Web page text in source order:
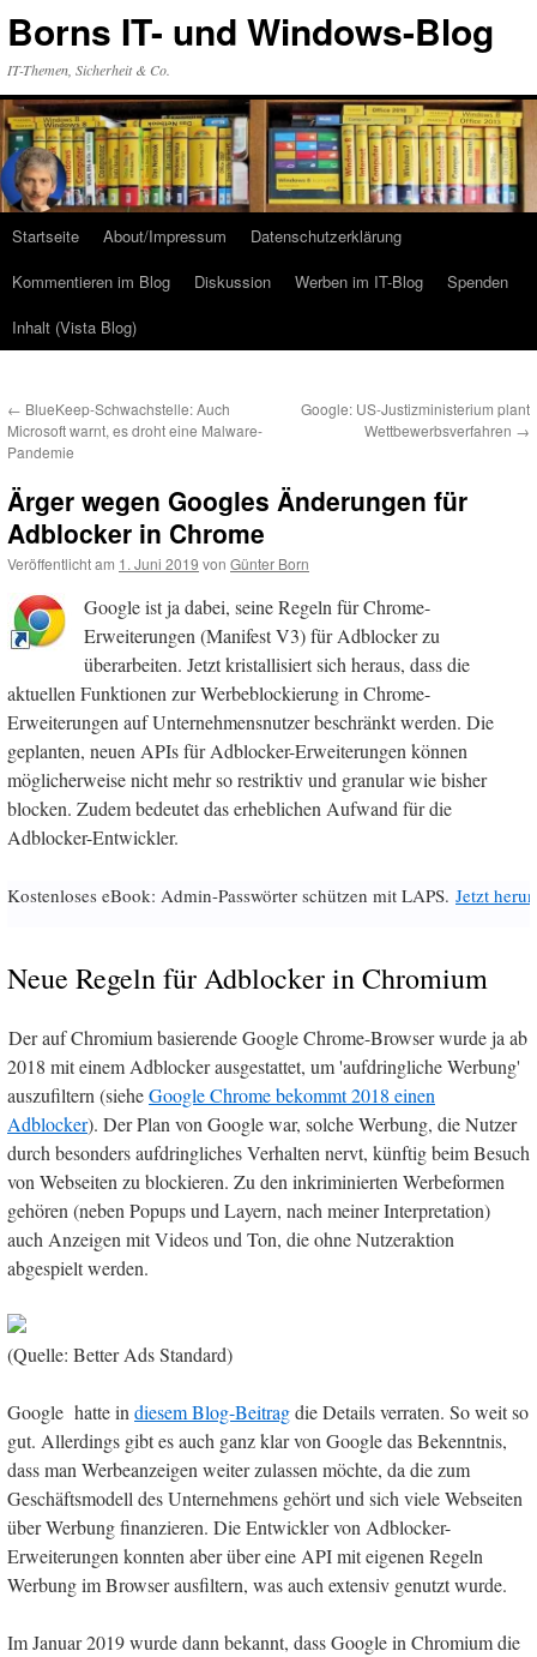
Inhalt
Borns IT- und Windows-Blog
IT-Themen, Sicherheit & Co.
Startseite About/Impressum
Datenschutzerklärung
Kommentieren im Blog
Diskussion Werben im IT-Blog
Spenden
Inhalt (Vista Blog)
← BlueKeep-Schwachstelle: Auch
Microsoft warnt, es droht eine Malware-
Pandemie
Google: US-Justizministerium plant
Wettbewerbsverfahren →
Ärger wegen Googles Änderungen für
Adblocker in Chrome
Veröffentlicht am 1. Juni 2019 von Günter Born
Google ist ja dabei, seine Regeln für Chrome-
Erweiterungen (Manifest V3) für Adblocker zu
überarbeiten. Jetzt kristallisiert sich heraus, dass die
aktuellen Funktionen zur Werbeblockierung in Chrome-
Erweiterungen auf Unternehmensnutzer beschränkt werden. Die
geplanten, neuen APIs für Adblocker-Erweiterungen können
möglicherweise nicht mehr so restriktiv und granular wie bisher
blocken. Zudem bedeutet das erheblichen Aufwand für die
Adblocker-Entwickler.
Kostenloses eBook: Admin-Passwörter schützen mit LAPS. Jetzt
Neue Regeln für Adblocker in Chromium
Der auf Chromium basierende Google Chrome-Browser wurde ja ab
2018 mit einem Adblocker ausgestattet, um 'aufdringliche Werbung'
auszufiltern (sieheGoogle Chrome bekommt 2018 einen
Adblocker). Der Plan von Google war, solche Werbung, die Nutzer
durch besonders aufdringliches Verhalten nervt, künftig beim Besuch
von Webseiten zu blockieren. Zu den inkriminierten Werbeformen
gehören (neben Popups und Layern, nach meiner Interpretation)
auch Anzeigen mit Videos und Ton, die ohne Nutzeraktion
abgespielt werden.
(Quelle: Better Ads Standard)
Google hatte indiesem Blog-Beitragdie Details verraten. So weit so
gut. Allerdings gibt es auch ganz klar von Google das Bekenntnis,
dass man Werbeanzeigen weiter zulassen möchte, da die zum
Geschäftsmodell des Unternehmens gehört und sich viele Webseiten
über Werbung finanzieren. Die Entwickler von Adblocker-
Erweiterungen konnten aber über eine API mit eigenen Regeln
Werbung im Browser ausfiltern, was auch extensiv genutzt wurde.
Im Januar 2019 wurde dann bekannt, dass Google in Chromium die